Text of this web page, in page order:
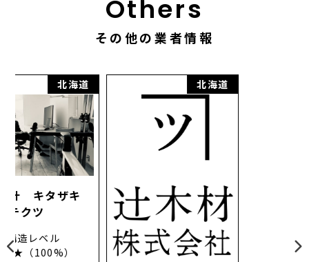
Others
その他の業者情報
（株）キクザワ
構造レベル
★★★（45%）
断熱レベル
★★★（100%）